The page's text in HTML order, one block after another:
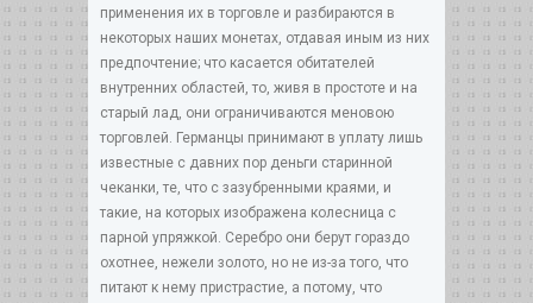
применения их в торговле и разбираются в
некоторых наших монетах, отдавая иным из них
предпочтение; что касается обитателей
внутренних областей, то, живя в простоте и на
старый лад, они ограничиваются меновою
торговлей. Германцы принимают в уплату лишь
известные с давних пор деньги старинной
чеканки, те, что с зазубренными краями, и
такие, на которых изображена колесница с
парной упряжкой. Серебро они берут гораздо
охотнее, нежели золото, но не из-за того, что
питают к нему пристрастие, а потому, что